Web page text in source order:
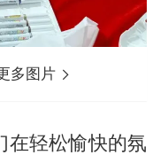
多图片
在轻松愉快的氛